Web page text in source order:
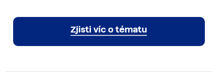
Zjisti víc o tématu